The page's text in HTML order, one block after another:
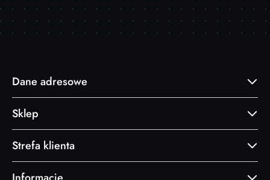
Dane adresowe
Sklep
Strefa klienta